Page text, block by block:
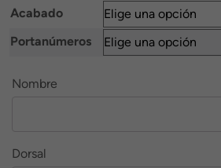
de
precios:
desde
Acabado
Portanúmeros
Nombre
Dorsal